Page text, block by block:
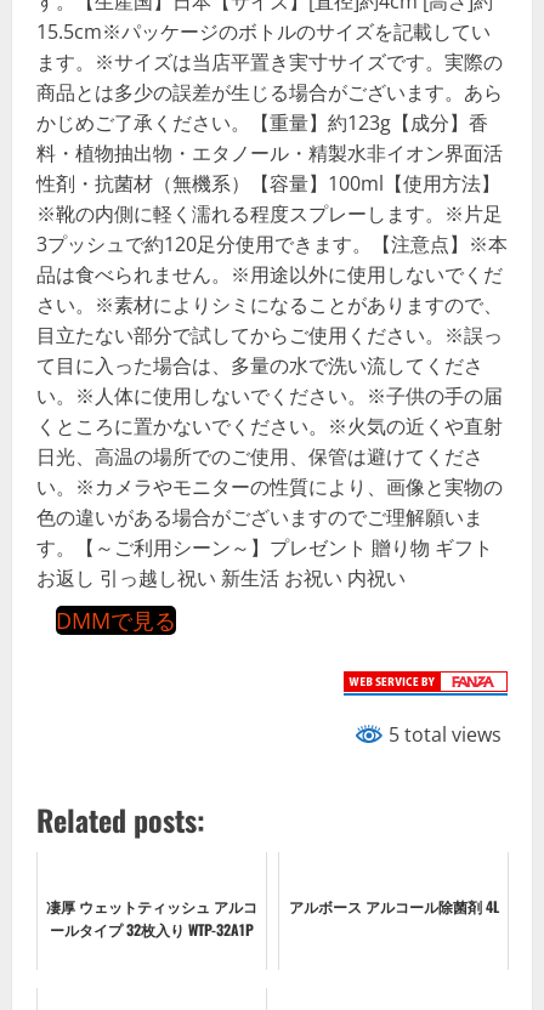
15.5cm※パッケージのボトルのサイズを記載してい
ます。※サイズは当店平置き実寸サイズです。実際の
商品とは多少の誤差が生じる場合がございます。あら
かじめご了承ください。【重量】約123g【成分】香
料・植物抽出物・エタノール・精製水非イオン界面活
性剤・抗菌材（無機系）【容量】100ml【使用方法】
※靴の内側に軽く濡れる程度スプレーします。※片足
3プッシュで約120足分使用できます。【注意点】※本
品は食べられません。※用途以外に使用しないでくだ
さい。※素材によりシミになることがありますので、
目立たない部分で試してからご使用ください。※誤っ
て目に入った場合は、多量の水で洗い流してくださ
い。※人体に使用しないでください。※子供の手の届
くところに置かないでください。※火気の近くや直射
日光、高温の場所でのご使用、保管は避けてくださ
い。※カメラやモニターの性質により、画像と実物の
色の違いがある場合がございますのでご理解願いま
す。【～ご利用シーン～】プレゼント 贈り物 ギフト
お返し 引っ越し祝い 新生活 お祝い 内祝い
DMMで見る
5 total views
Related posts:
凄厚 ウェットティッシュ アルコ
ールタイプ 32枚入り WTP-32A1P
アルボース アルコール除菌剤 4L